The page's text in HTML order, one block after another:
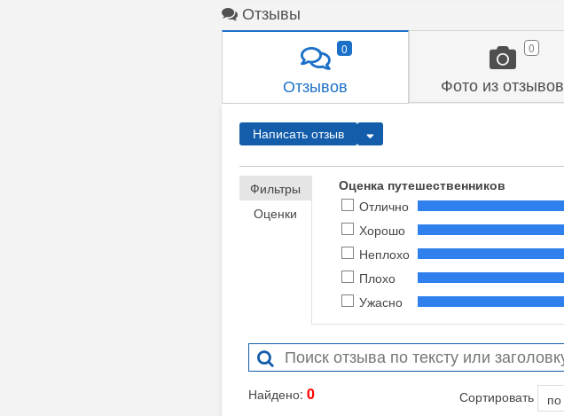
Отзывы
Отзывов
0
Фото из отзывов
0
Написать отзыв
Фильтры
Оценки
Оценка путешественников
Отлично
Хорошо
Неплохо
Плохо
Ужасно
Найдено: 0 Сортировать